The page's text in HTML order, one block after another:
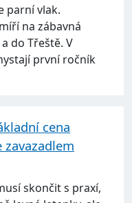
parní vlak.
na zábavná
do Třeště. V
první ročník
cena
skončit s praxí,